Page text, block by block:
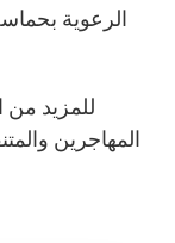
الرعوية
للمزيد
المهاجرين